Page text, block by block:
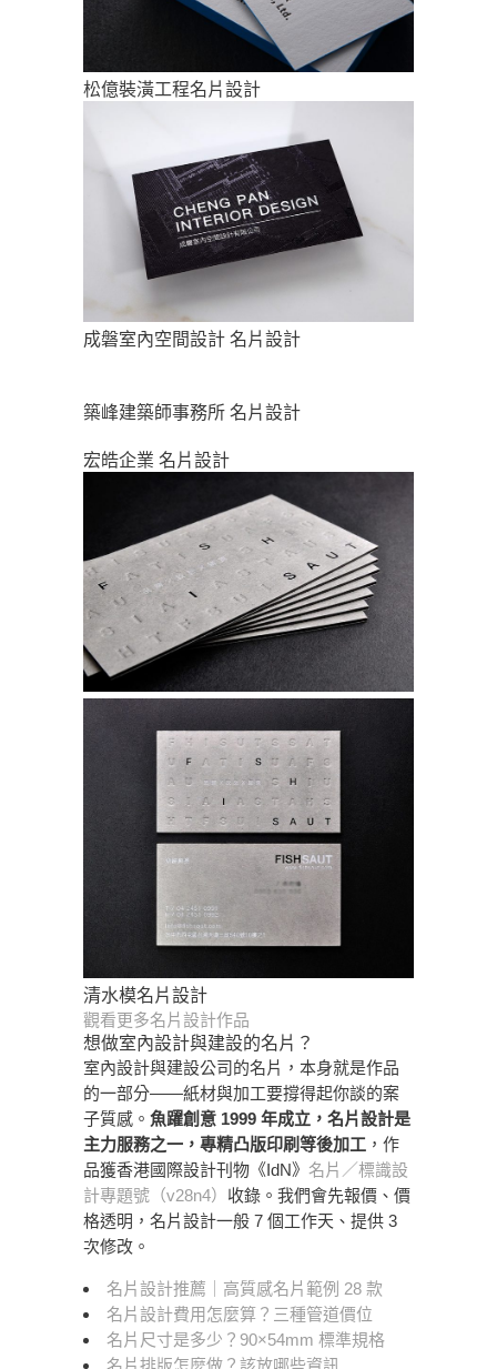
松億裝潢工程名片設計
成磐室內空間設計 名片設計
築峰建築師事務所 名片設計
宏皓企業 名片設計
清水模名片設計
觀看更多名片設計作品
想做室內設計與建設的名片？
室內設計與建設公司的名片，本身就是作品
的一部分——紙材與加工要撐得起你談的案
子質感。 魚躍創意 1999 年成立，名片設計是
主力服務之一，專精凸版印刷等後加工 ，作
品獲香港國際設計刊物《IdN》 名片／標識設
計專題號（v28n4） 收錄。我們會先報價、價
格透明，名片設計一般 7 個工作天、提供 3
次修改。
名片設計推薦｜高質感名片範例 28 款
名片設計費用怎麼算？三種管道價位
名片尺寸是多少？90×54mm 標準規格